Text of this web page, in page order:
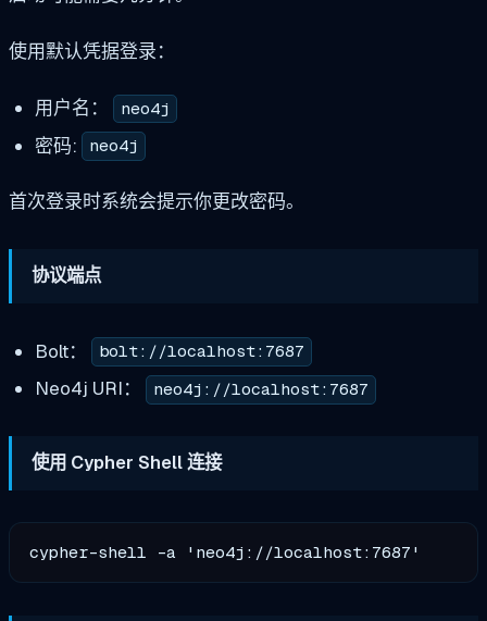
使用默认凭据登录：
用户名： neo4j
密码: neo4j
首次登录时系统会提示你更改密码。
协议端点
Bolt： bolt://localhost:7687
Neo4j URI： neo4j://localhost:7687
使用 Cypher Shell 连接